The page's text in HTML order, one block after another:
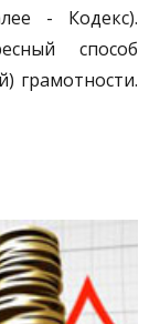
- Кодекс).
способ
грамотности.